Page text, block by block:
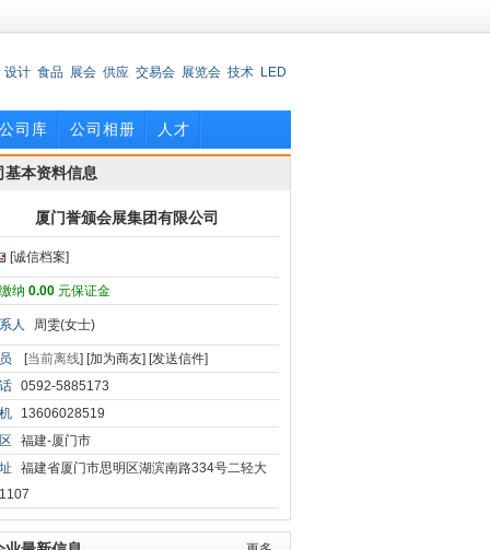
设计 食品 展会 供应 交易会 展览会 技术 LED
公司库 公司相册 人才
基本资料信息
厦门誉颁会展集团有限公司
[诚信档案]
纳 0.00 元保证金
人 周雯(女士)
[当前离线] [加为商友] [发送信件]
0592-5885173
13606028519
福建-厦门市
福建省厦门市思明区湖滨南路334号二轻大